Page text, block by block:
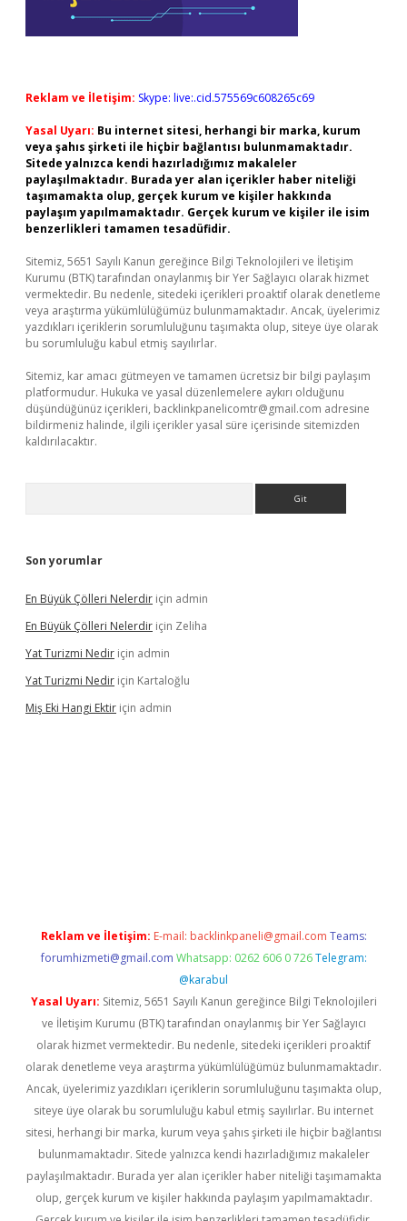
Reklam ve İletişim: Skype: live:.cid.575569c608265c69
Yasal Uyarı: Bu internet sitesi, herhangi bir marka, kurum
veya şahıs şirketi ile hiçbir bağlantısı bulunmamaktadır.
Sitede yalnızca kendi hazırladığımız makaleler
paylaşılmaktadır. Burada yer alan içerikler haber niteliği
taşımamakta olup, gerçek kurum ve kişiler hakkında
paylaşım yapılmamaktadır. Gerçek kurum ve kişiler ile isim
benzerlikleri tamamen tesadüfidir.
Sitemiz, 5651 Sayılı Kanun gereğince Bilgi Teknolojileri ve İletişim
Kurumu (BTK) tarafından onaylanmış bir Yer Sağlayıcı olarak hizmet
vermektedir. Bu nedenle, sitedeki içerikleri proaktif olarak denetleme
veya araştırma yükümlülüğümüz bulunmamaktadır. Ancak, üyelerimiz
yazdıkları içeriklerin sorumluluğunu taşımakta olup, siteye üye olarak
bu sorumluluğu kabul etmiş sayılırlar.
Sitemiz, kar amacı gütmeyen ve tamamen ücretsiz bir bilgi paylaşım
platformudur. Hukuka ve yasal düzenlemelere aykırı olduğunu
düşündüğünüz içerikleri, backlinkpanelicomtr@gmail.com adresine
bildirmeniz halinde, ilgili içerikler yasal süre içerisinde sitemizden
kaldırılacaktır.
Son yorumlar
En Büyük Çölleri Nelerdir için admin
En Büyük Çölleri Nelerdir için Zeliha
Yat Turizmi Nedir için admin
Yat Turizmi Nedir için Kartaloğlu
Miş Eki Hangi Ektir için admin
Reklam ve İletişim: E-mail: backlinkpaneli@gmail.com Teams:
forumhizmeti@gmail.com Whatsapp: 0262 606 0 726 Telegram:
@karabul
Yasal Uyarı: Sitemiz, 5651 Sayılı Kanun gereğince Bilgi Teknolojileri
ve İletişim Kurumu (BTK) tarafından onaylanmış bir Yer Sağlayıcı
olarak hizmet vermektedir. Bu nedenle, sitedeki içerikleri proaktif
olarak denetleme veya araştırma yükümlülüğümüz bulunmamaktadır.
Ancak, üyelerimiz yazdıkları içeriklerin sorumluluğunu taşımakta olup,
siteye üye olarak bu sorumluluğu kabul etmiş sayılırlar. Bu internet
sitesi, herhangi bir marka, kurum veya şahıs şirketi ile hiçbir bağlantısı
bulunmamaktadır. Sitede yalnızca kendi hazırladığımız makaleler
paylaşılmaktadır. Burada yer alan içerikler haber niteliği taşımamakta
olup, gerçek kurum ve kişiler hakkında paylaşım yapılmamaktadır.